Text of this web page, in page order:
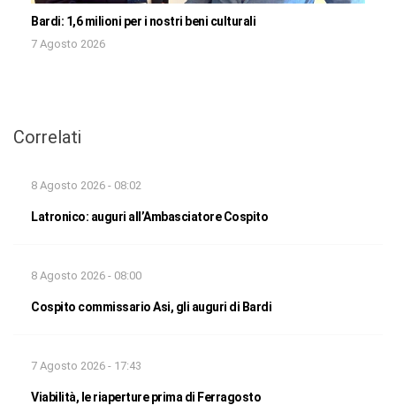
Bardi: 1,6 milioni per i nostri beni culturali
7 Agosto 2026
Correlati
8 Agosto 2026 - 08:02
Latronico: auguri all’Ambasciatore Cospito
8 Agosto 2026 - 08:00
Cospito commissario Asi, gli auguri di Bardi
7 Agosto 2026 - 17:43
Viabilità, le riaperture prima di Ferragosto